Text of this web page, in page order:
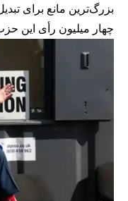
چهار میلیون رأی این